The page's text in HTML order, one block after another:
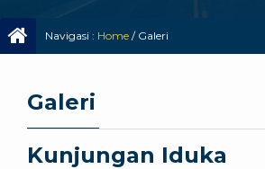
Navigasi : Home / Galeri
Galeri
Kunjungan Iduka